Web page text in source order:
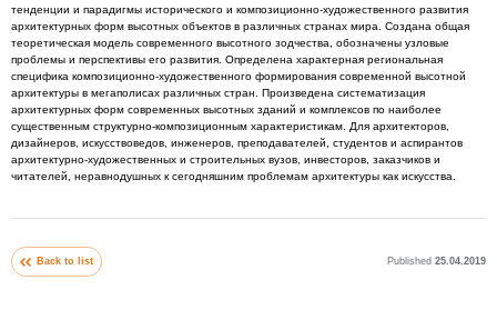
тенденции и парадигмы исторического и композиционно-художественного развития
архитектурных форм высотных объектов в различных странах мира. Создана общая
теоретическая модель современного высотного зодчества, обозначены узловые
проблемы и перспективы его развития. Определена характерная региональная
специфика композиционно-художественного формирования современной высотной
архитектуры в мегаполисах различных стран. Произведена систематизация
архитектурных форм современных высотных зданий и комплексов по наиболее
существенным структурно-композиционным характеристикам. Для архитекторов,
дизайнеров, искусствоведов, инженеров, преподавателей, студентов и аспирантов
архитектурно-художественных и строительных вузов, инвесторов, заказчиков и
читателей, неравнодушных к сегодняшним проблемам архитектуры как искусства.
Back to list Published 25.04.2019